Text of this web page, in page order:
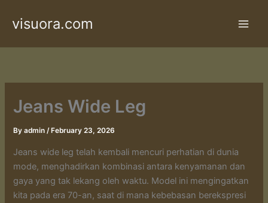
visuora.com
Jeans Wide Leg
Byadmin/ February 23, 2026
Jeans wide leg telah kembali mencuri perhatian di dunia
mode, menghadirkan kombinasi antara kenyamanan dan
gaya yang tak lekang oleh waktu. Model ini mengingatkan
kita pada era 70-an, saat di mana kebebasan berekspresi